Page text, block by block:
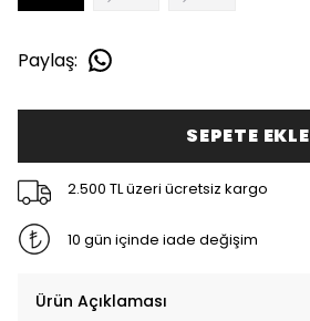
Paylaş:
SEPETE EKLE
2.500 TL üzeri ücretsiz kargo
10 gün içinde iade değişim
Ürün Açıklaması